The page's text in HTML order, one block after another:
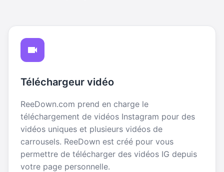
Téléchargeur vidéo
ReeDown.com prend en charge le
téléchargement de vidéos Instagram pour des
vidéos uniques et plusieurs vidéos de
carrousels. ReeDown est créé pour vous
permettre de télécharger des vidéos IG depuis
votre page personnelle.